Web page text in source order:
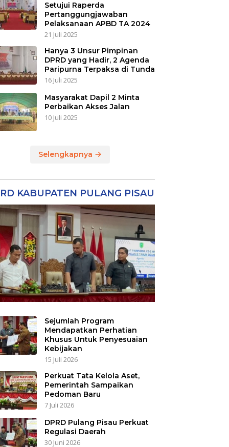
Setujui Raperda
Pertanggungjawaban
Pelaksanaan APBD TA 2024
21 Juli 2025
Hanya 3 Unsur Pimpinan
DPRD yang Hadir, 2 Agenda
Paripurna Terpaksa di Tunda
16 Juli 2025
Masyarakat Dapil 2 Minta
Perbaikan Akses Jalan
10 Juli 2025
Selengkapnya
KABUPATEN PULANG PISAU
Sejumlah Program
Mendapatkan Perhatian
Khusus Untuk Penyesuaian
Kebijakan
15 Juli 2026
Perkuat Tata Kelola Aset,
Pemerintah Sampaikan
Pedoman Baru
7 Juli 2026
DPRD Pulang Pisau Perkuat
Regulasi Daerah
30 Juni 2026